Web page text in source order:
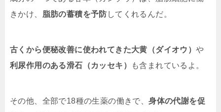
きかけ、 脂肪の蓄積を予防 してくれるんだ。
古くから便秘改善に使われてきた大黄（ダイオウ）や
利尿作用のある滑石（カッセキ）
も含まれているよ。
その他、全部で18種の生薬の働きで、身体の代謝を促